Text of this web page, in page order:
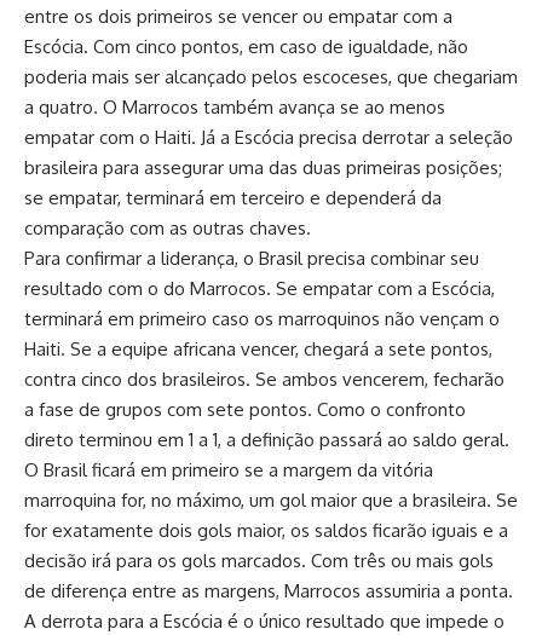
entre os dois primeiros se vencer ou empatar com a
Escócia. Com cinco pontos, em caso de igualdade, não
poderia mais ser alcançado pelos escoceses, que chegariam
a quatro. O Marrocos também avança se ao menos
empatar com o Haiti. Já a Escócia precisa derrotar a seleção
brasileira para assegurar uma das duas primeiras posições;
se empatar, terminará em terceiro e dependerá da
comparação com as outras chaves.
Para confirmar a liderança, o Brasil precisa combinar seu
resultado com o do Marrocos. Se empatar com a Escócia,
terminará em primeiro caso os marroquinos não vençam o
Haiti. Se a equipe africana vencer, chegará a sete pontos,
contra cinco dos brasileiros. Se ambos vencerem, fecharão
a fase de grupos com sete pontos. Como o confronto
direto terminou em 1 a 1, a definição passará ao saldo geral.
O Brasil ficará em primeiro se a margem da vitória
marroquina for, no máximo, um gol maior que a brasileira. Se
for exatamente dois gols maior, os saldos ficarão iguais e a
decisão irá para os gols marcados. Com três ou mais gols
de diferença entre as margens, Marrocos assumiria a ponta.
A derrota para a Escócia é o único resultado que impede o